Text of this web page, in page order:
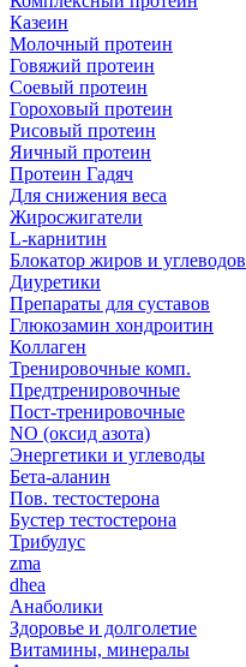
Казеин
Молочный протеин
Говяжий протеин
Соевый протеин
Гороховый протеин
Рисовый протеин
Яичный протеин
Протеин Гадяч
Для снижения веса
Жиросжигатели
L-карнитин
Блокатор жиров и углеводов
Диуретики
Препараты для суставов
Глюкозамин хондроитин
Коллаген
Тренировочные комп.
Предтренировочные
Пост-тренировочные
NO (оксид азота)
Энергетики и углеводы
Бета-аланин
Пов. тестостерона
Бустер тестостерона
Трибулус
zma
dhea
Анаболики
Здоровье и долголетие
Витамины, минералы